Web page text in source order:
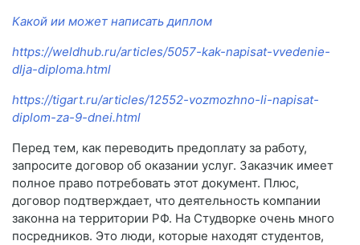
Какой ии может написать диплом
https://weldhub.ru/articles/5057-kak-napisat-vvedenie-
dlja-diploma.html
https://tigart.ru/articles/12552-vozmozhno-li-napisat-
diplom-za-9-dnei.html
Перед тем, как переводить предоплату за работу,
запросите договор об оказании услуг. Заказчик имеет
полное право потребовать этот документ. Плюс,
договор подтверждает, что деятельность компании
законна на территории РФ. На Студворке очень много
посредников. Это люди, которые находят студентов,